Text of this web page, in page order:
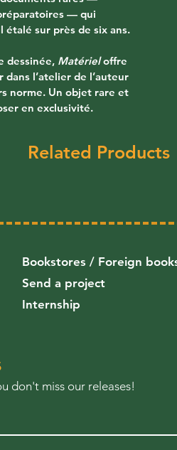
— qui
sur près de six ans.
dessinée, Matériel offre
l’atelier de l’auteur
norme. Un objet rare et
en exclusivité.
Related Products
Bookstores / Foreign
Send a project
Internship
don't miss our releases!